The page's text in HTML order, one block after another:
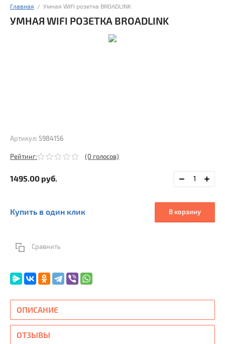
Главная
  /  Умная WIFI розетка BROADLINK
УМНАЯ WIFI РОЗЕТКА BROADLINK
Артикул: 5984156
Рейтинг: (0 голосов)
1495.00 руб.
Купить в один клик В корзину
Сравнить
ОПИСАНИЕ
ОТЗЫВЫ